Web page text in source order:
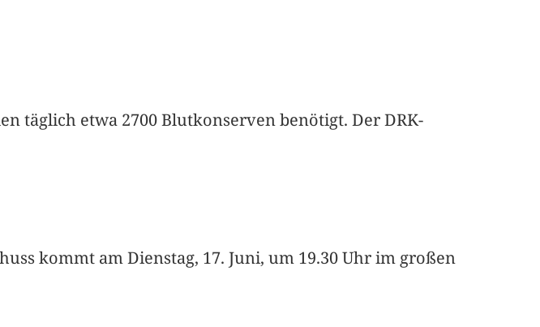
täglich etwa 2700 Blutkonserven benötigt. Der DRK-
kommt am Dienstag, 17. Juni, um 19.30 Uhr im großen